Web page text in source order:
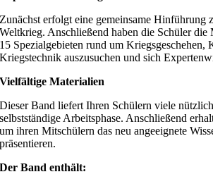
Zunächst erfolgt eine gemeinsame Hinführung
Weltkrieg. Anschließend haben die Schüler
15 Spezialgebieten rund um Kriegsgeschehen,
Kriegstechnik auszusuchen und sich
Vielfältige Materialien
Dieser Band liefert Ihren Schülern viele
selbstständige Arbeitsphase. Anschließend
um ihren Mitschülern das neu angeeignete
präsentieren.
Der Band enthält: